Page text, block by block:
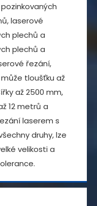
laserové
plechů a
plechů a
řezání,
tloušťku až
až 2500 mm,
12 metrů a
laserem s
druhy, lze
velikosti a